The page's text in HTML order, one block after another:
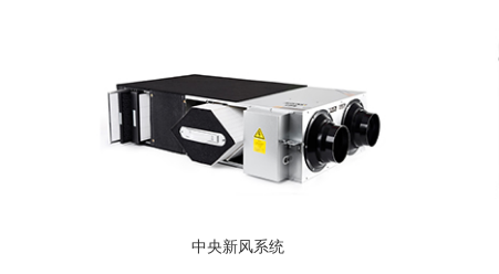
中央新风系统